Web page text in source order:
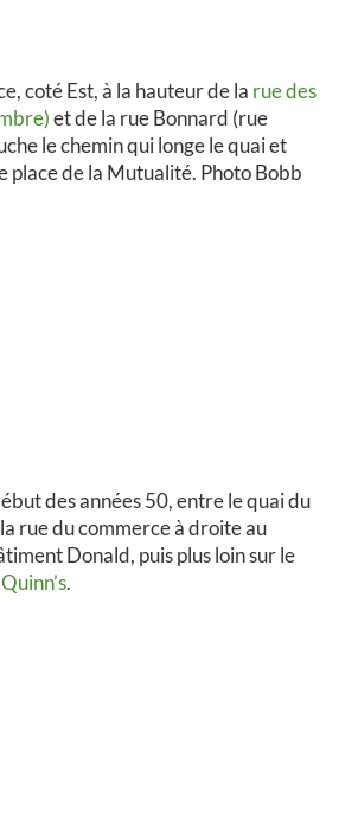
coté Est, à la hauteur de la rue des
et de la rue Bonnard (rue
le chemin qui longe le quai et
place de la Mutualité. Photo Bobb
des années 50, entre le quai du
rue du commerce à droite au
Donald, puis plus loin sur le
.